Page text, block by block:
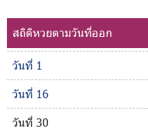
สถิติหวยตามวันที่ออก
วันที่ 1
วันที่ 16
วันที่ 30